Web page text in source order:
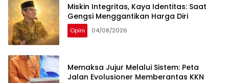
Miskin Integritas, Kaya Identitas: Saat
Gengsi Menggantikan Harga Diri
Opini 04/08/2026
Memaksa Jujur Melalui Sistem: Peta
Jalan Evolusioner Memberantas KKN